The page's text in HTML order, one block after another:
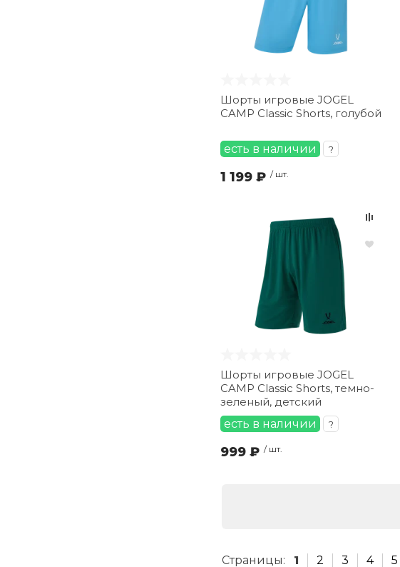
Шорты игровые JOGEL
CAMP Classic Shorts, голубой
есть в наличии ?
1 199 ₽ / шт.
Шорты игровые JOGEL
CAMP Classic Shorts, темно-
зеленый, детский
есть в наличии
?
999 ₽ / шт.
Страницы: 1 2 3 4 5